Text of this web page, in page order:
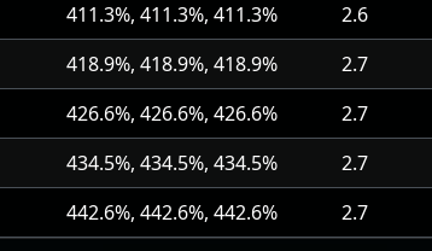
411.3%, 411.3%, 411.3%
2.6
418.9%, 418.9%, 418.9%
2.7
426.6%, 426.6%, 426.6%
2.7
434.5%, 434.5%, 434.5%
2.7
442.6%, 442.6%, 442.6% 2.7